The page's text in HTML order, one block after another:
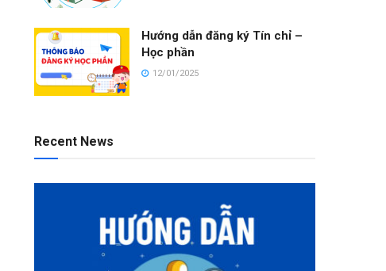
Hướng dẫn đăng ký Tín chỉ –
Học phần
12/01/2025
Recent News